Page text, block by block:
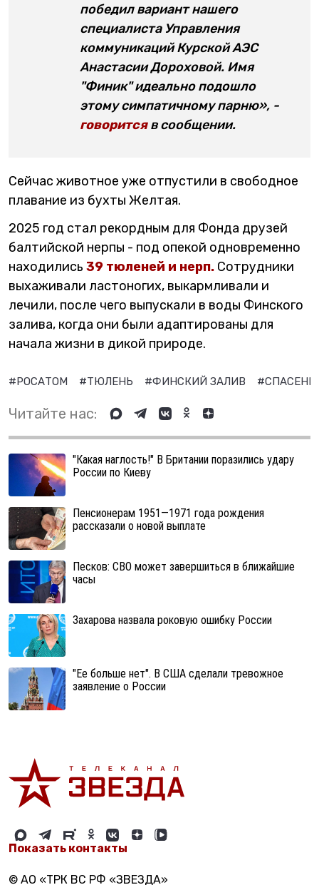
победил вариант нашего
специалиста Управления
коммуникаций Курской АЭС
Анастасии Дороховой. Имя
"Финик" идеально подошло
этому симпатичному парню», -
говоритсяв сообщении.
Сейчас животное уже отпустили в свободное
плавание из бухты Желтая.
2025 год стал рекордным для Фонда друзей
балтийской нерпы - под опекой одновременно
находились 39 тюленей и нерп. Сотрудники
выхаживали ластоногих, выкармливали и
лечили, после чего выпускали в воды Финского
залива, когда они были адаптированы для
начала жизни в дикой природе.
#РОСАТОМ #ТЮЛЕНЬ #ФИНСКИЙ ЗАЛИВ
Читайте нас:
"Какая наглость!" В Британии поразились удару
России по Киеву
Пенсионерам 1951—1971 года рождения
рассказали о новой выплате
Песков: СВО может завершиться в ближайшие
часы
Захарова назвала роковую ошибку России
"Ее больше нет". В США сделали тревожное
заявление о России
Показать контакты
© АО «ТРК ВС РФ «ЗВЕЗДА»